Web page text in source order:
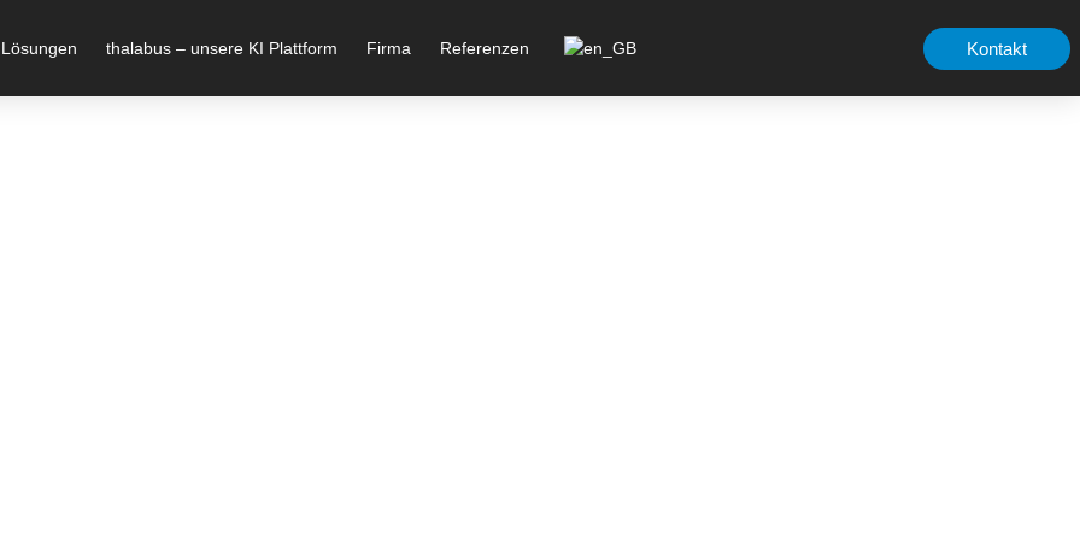
thalabus – unsere KI Plattform Firma Referenzen Kontakt